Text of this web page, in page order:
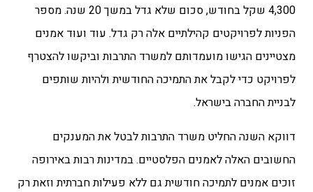
4,300 שקל בחודש, סכום שלא גדל במשך 20 שנה. מספר
הפניות לפרויקטים קהילתיים אלה רק גדל. עוד ועוד אמנים
מצטיינים הגישו מועמדותם למשרד התרבות וביקשו להצטרף
לפרויקט כדי לקבל את התמיכה החודשית ולהיות שותפים
לבניית החברה בישראל.
דווקא השנה החליט משרד התרבות לבטל את המענקים
החשובים האלה לאמנים הפלסטיים. במדינות רבות באירופה
זוכים אמנים לתמיכה חודשית גם ללא פעילות חברתית וזאת רק